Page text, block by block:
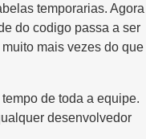
temporarias. Agora
do codigo passa a ser
mais vezes do que
de toda a equipe.
desenvolvedor